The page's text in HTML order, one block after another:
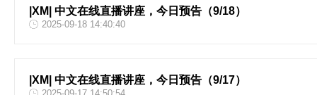
|XM| 中文在线直播讲座，今日预告（9/18）
2025-09-18 14:40:40
|XM| 中文在线直播讲座，今日预告（9/17）